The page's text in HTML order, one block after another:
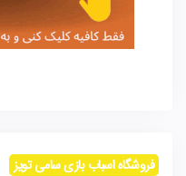
فروشگاه اسباب بازی سامی تویز